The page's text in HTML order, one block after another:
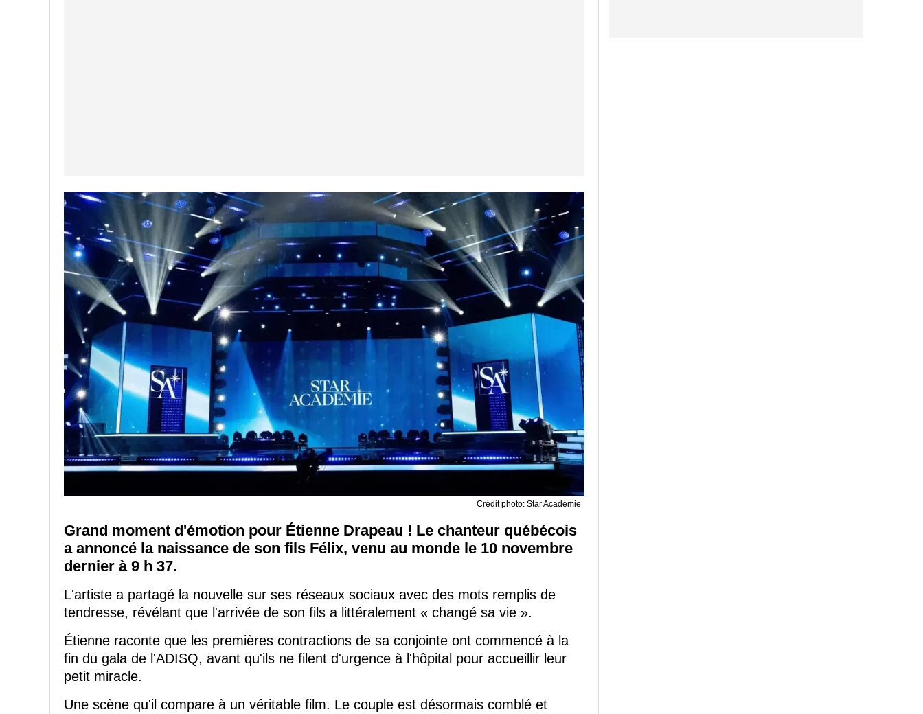
Crédit photo: Star Académie
Grand moment d'émotion pour Étienne Drapeau ! Le chanteur québécois
a annoncé la naissance de son fils Félix, venu au monde le 10 novembre
dernier à 9 h 37.
L'artiste a partagé la nouvelle sur ses réseaux sociaux avec des mots remplis de
tendresse, révélant que l'arrivée de son fils a littéralement « changé sa vie ».
Étienne raconte que les premières contractions de sa conjointe ont commencé à la
fin du gala de l'ADISQ, avant qu'ils ne filent d'urgence à l'hôpital pour accueillir leur
petit miracle.
Une scène qu'il compare à un véritable film. Le couple est désormais comblé et